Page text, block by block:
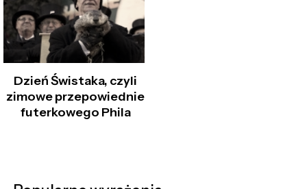
Dzień Świstaka, czyli
zimowe przepowiednie
futerkowego Phila